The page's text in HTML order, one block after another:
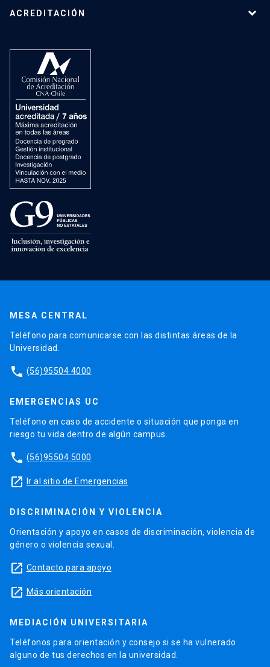
ACREDITACIÓN
MESA CENTRAL
Teléfono para comunicarse con las distintas áreas de la
Universidad.
phone (56)95504 4000
EMERGENCIAS UC
Teléfono en caso de accidente o situación que ponga en
riesgo tu vida dentro de algún campus.
phone (56)95504 5000
launch Ir al sitio de Emergencias
DISCRIMINACIÓN Y VIOLENCIA
Orientación y apoyo en casos de discriminación, violencia de
género o violencia sexual.
launch Contacto para apoyo
launch Más orientación
MEDIACIÓN UNIVERSITARIA
Teléfonos para orientación y consejo si se ha vulnerado
alguno de tus derechos en la universidad.